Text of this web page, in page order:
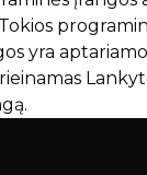
yra